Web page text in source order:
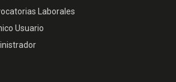
Laborales
Usuario